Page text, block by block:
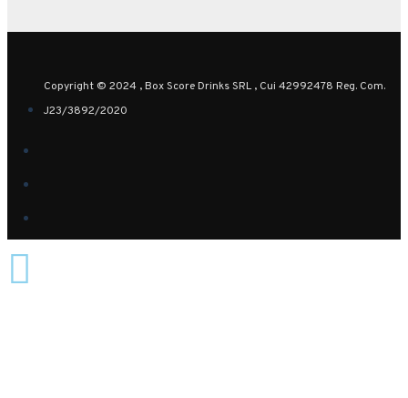
Copyright © 2024 , Box Score Drinks SRL , Cui 42992478 Reg. Com.
J23/3892/2020